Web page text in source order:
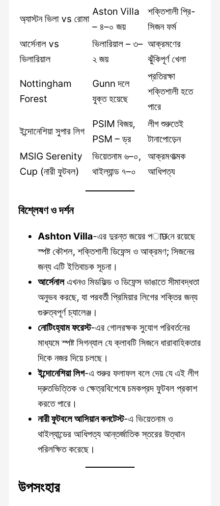
অ্যাস্টন ভিলা vs রোমা
Aston Villa
– ৪–০ জয়
শক্তিশালী প্রি-
সিজন ফর্ম
আর্সেনাল vs
ভিলারিয়াল
ভিলারিয়াল – ৩–
২ জয়
আক্রমণের
ঝুঁকিপূর্ণ খেলা
Nottingham
Forest
Gunn দলে
যুক্ত হয়েছে
প্রতিরক্ষা
শক্তিশালী হতে
পারে
ইন্দোনেশিয়া সুপার লিগ
PSIM বিজয়,
PSM – ড্র
লীগ শুরুতেই
টানাপোড়েন
MSIG Serenity
Cup (নারী ফুটবল)
ভিয়েতনাম ৬–০,
থাইল্যান্ড ৭–০
আক্রমণাত্মক
আধিপত্য
বিশ্লেষণ ও দর্শন
Ashton Villa-এর দুরন্ত জয়ের পाछনে রয়েছে
স্পষ্ট কৌশল, শক্তিশালী ডিফেন্স ও আক্রমণ; সিজনের
জন্য এটি ইতিবাচক সূচনা।
আর্সেনালএখনও মিডফিল্ড ও ডিফেন্স ভাঙাতে সীমাবদ্ধতা
অনুভব করছে, যা পরবর্তী প্রিমিয়ার লিগের শক্তির জন্য
গুরুত্বপূর্ণ চ্যালেঞ্জ।
নোটিংহ্যাম ফরেস্ট-এর গোলরক্ষক সুযোগ পরিবর্তনের
মাধ্যমে স্পষ্ট সিগন্যাল যে ক্লাবটি সিজনে ধারাবাহিকতার
দিকে নজর দিয়ে চলছে।
ইন্দোনেশিয়া লিগ-এ শুরুর ফলাফল বলে দেয় যে এই লীগ
দ্রুতভিত্তিক ও ক্ষেত্রবিশেষে চমকপ্রদ ফুটবল প্রকাশ
করতে পারে।
নারী ফুটবলে আসিয়ান কনটেস্ট-এ ভিয়েতনাম ও
থাইল্যান্ডের আধিপত্য আন্তর্জাতিক স্তরের উত্থান
পরিলক্ষিত করেছে।
উপসংহার